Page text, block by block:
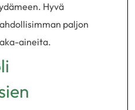
Hyvä
paljon
aineita.